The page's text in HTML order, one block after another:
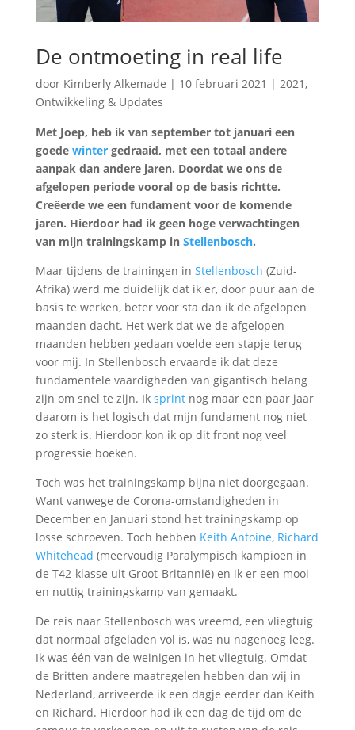
De ontmoeting in real life
door Kimberly Alkemade | 10 februari 2021 | 2021,
Ontwikkeling & Updates
Met Joep, heb ik van september tot januari een
goede wintergedraaid, met een totaal andere
aanpak dan andere jaren. Doordat we ons de
afgelopen periode vooral op de basis richtte.
Creëerde we een fundament voor de komende
jaren. Hierdoor had ik geen hoge verwachtingen
van mijn trainingskamp in Stellenbosch.
Maar tijdens de trainingen in Stellenbosch (Zuid-
Afrika) werd me duidelijk dat ik er, door puur aan de
basis te werken, beter voor sta dan ik de afgelopen
maanden dacht. Het werk dat we de afgelopen
maanden hebben gedaan voelde een stapje terug
voor mij. In Stellenbosch ervaarde ik dat deze
fundamentele vaardigheden van gigantisch belang
zijn om snel te zijn. Ik sprintnog maar een paar jaar
daarom is het logisch dat mijn fundament nog niet
zo sterk is. Hierdoor kon ik op dit front nog veel
progressie boeken.
Toch was het trainingskamp bijna niet doorgegaan.
Want vanwege de Corona-omstandigheden in
December en Januari stond het trainingskamp op
losse schroeven. Toch hebben Keith Antoine, Richard
Whitehead (meervoudig Paralympisch kampioen in
de T42-klasse uit Groot-Britannië) en ik er een mooi
en nuttig trainingskamp van gemaakt.
De reis naar Stellenbosch was vreemd, een vliegtuig
dat normaal afgeladen vol is, was nu nagenoeg leeg.
Ik was één van de weinigen in het vliegtuig. Omdat
de Britten andere maatregelen hebben dan wij in
Nederland, arriveerde ik een dagje eerder dan Keith
en Richard. Hierdoor had ik een dag de tijd om de